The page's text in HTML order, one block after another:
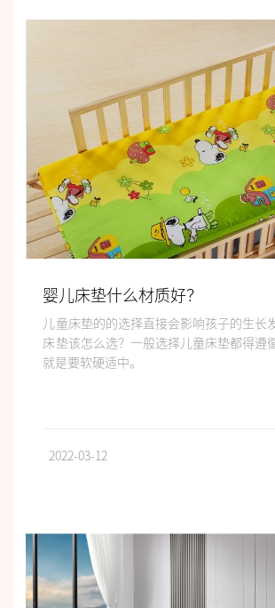
婴儿床垫什么材质好？
儿童床垫的的选择直接会影响孩子的生长
床垫该怎么选？一般选择儿童床垫都得遵
就是要软硬适中。
2022-03-12